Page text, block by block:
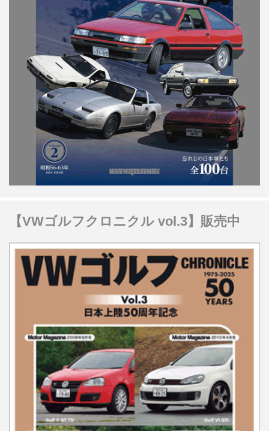
【VWゴルフクロニクル vol.3】販売中